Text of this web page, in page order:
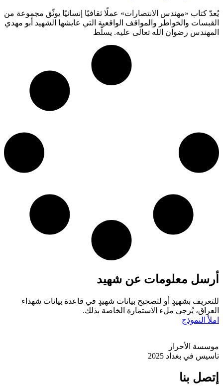
يُعدّ كتاب «مهندس الانتصارات» عملًا ثقافيًا إنسانيًا يوثّق مجموعة من
القبسات والخواطر والمواقف الواقعية التي عايشها الشهيد أبو مهدي
المهندس رضوان الله تعالى عليه. يسلّط
أرسل معلومات عن شهيد
للتعريف بشهيدٍ أو لتصحيح بيانات شهيدٍ في قاعدة بيانات شهداء
العراق، يُرجى ملء الاستمارة الخاصة بذلك.
املأ النموذج
موسسة الأحرار
تاسيس في بغداد 2025
إتصل بنا